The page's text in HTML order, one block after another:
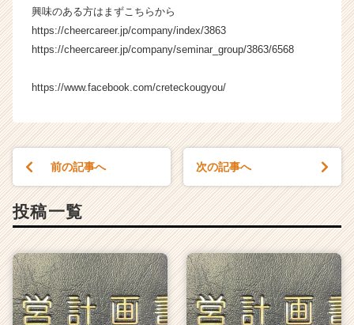
ベ
ン
チ
業
ウ
ト
が
届
く
就
興味のある方はまずこちらから
https://cheercareer.jp/company/index/3863
https://cheercareer.jp/company/seminar_group/3863/6568
https://www.facebook.com/creteckougyou/
前の記事へ 次の記事へ
投稿一覧